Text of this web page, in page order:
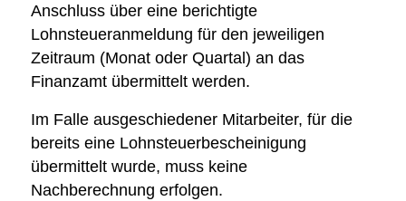
Anschluss über eine berichtigte
Lohnsteueranmeldung für den jeweiligen
Zeitraum (Monat oder Quartal) an das
Finanzamt übermittelt werden.
Im Falle ausgeschiedener Mitarbeiter, für die
bereits eine Lohnsteuerbescheinigung
übermittelt wurde, muss keine
Nachberechnung erfolgen.